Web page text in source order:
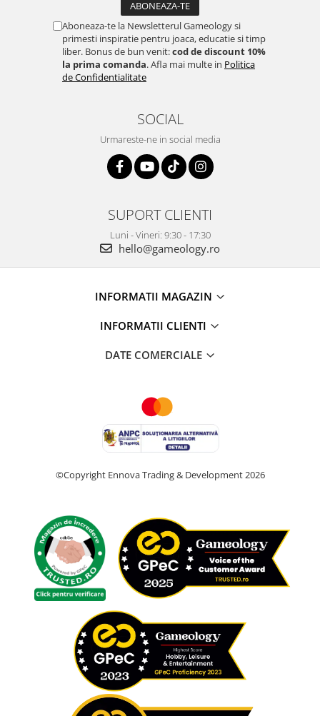
Aboneaza-te la Newsletterul Gameology si
primesti inspiratie pentru joaca, educatie si timp
liber. Bonus de bun venit:cod de discount 10%
la prima comanda. Afla mai multe in Politica
de Confidentialitate
SOCIAL
Urmareste-ne in social media
SUPORT CLIENTI
Luni - Vineri: 9:30 - 17:30
hello@gameology.ro
INFORMATII MAGAZIN
INFORMATII CLIENTI
DATE COMERCIALE
©Copyright Ennova Trading & Development 2026